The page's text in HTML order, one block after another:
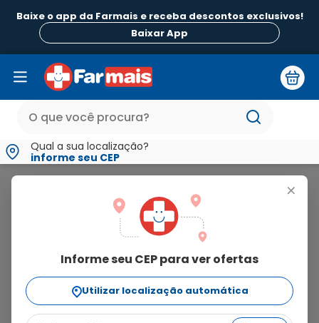
Baixe o app da Farmais e receba descontos exclusivos!
Baixar App
Qual a sua localização?
informe seu CEP
+
Informe seu CEP para ver ofertas
Utilizar localização automática
5cinco
cosméticos e saneantes
Ordenar Por
relevância